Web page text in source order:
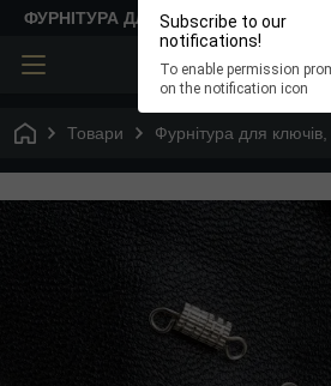
Subscribe to our
notifications!
To enable permission
on the notification icon
ФУРНІТУРА ДЛЯ ТВОРЧОСТІ
Товари Фурнітура для ключів,